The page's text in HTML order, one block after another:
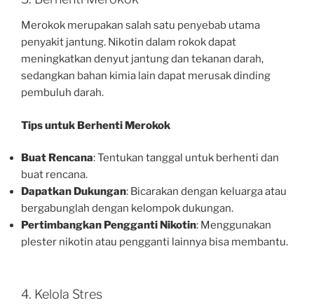
Merokok merupakan salah satu penyebab utama
penyakit jantung. Nikotin dalam rokok dapat
meningkatkan denyut jantung dan tekanan darah,
sedangkan bahan kimia lain dapat merusak dinding
pembuluh darah.
Tips untuk Berhenti Merokok
Buat Rencana: Tentukan tanggal untuk berhenti dan
buat rencana.
Dapatkan Dukungan: Bicarakan dengan keluarga atau
bergabunglah dengan kelompok dukungan.
Pertimbangkan Pengganti Nikotin: Menggunakan
plester nikotin atau pengganti lainnya bisa membantu.
4. Kelola Stres